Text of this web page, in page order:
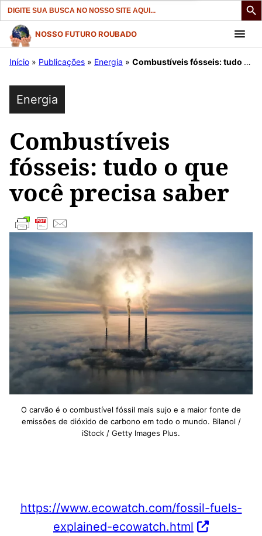
Search
for:
Pular
para
conteúdo
NOSSO FUTURO ROUBADO
Início » Publicações » Energia » Combustíveis fósseis: tudo o que você precisa saber
Energia
Combustíveis
fósseis: tudo o que
você precisa saber
O carvão é o combustível fóssil mais sujo e a maior fonte de
emissões de dióxido de carbono em todo o mundo. Bilanol /
iStock / Getty Images Plus.
https://www.ecowatch.com/fossil-fuels-
explained-ecowatch.html